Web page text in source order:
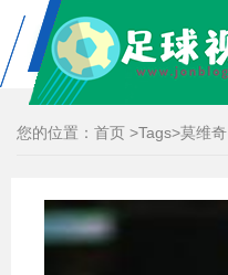
您的位置： 首页 >Tags>莫维奇